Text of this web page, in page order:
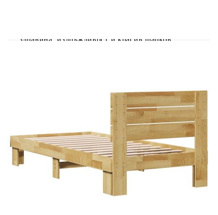
здравина, издръжливост и красив шарков
оптимална опора: Рамката на леглото е
оборудвана с летъчна основа за опора и дишане
на вашия матрак.Универсална табла: Тази рамка
за легло се предлага с табла, която осигурява
отлична опора за гърба, когато седите в леглото,
за да четете или гледате телевизия, като
същевременно служи и като декоративен
елемент.Допълнително място за съхранение: За
удобство леглото има допълнително
пространство отдолу, за да държи кутиите ви за
съхранение настрана. Полезно е да знаете:Тази
ламели.Матракът не е включен в това легло.